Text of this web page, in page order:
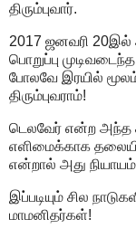
திரும்புவார்.
2017 ஜனவரி 20இல்
பொறுப்பு
போலவே இரயில் மூலம்
திரும்புவராம்!
டெலவேர் என்ற அந்த
எளிமைக்காக
என்றால் அது
இப்படியும் சில
மாமனிதர்கள்!